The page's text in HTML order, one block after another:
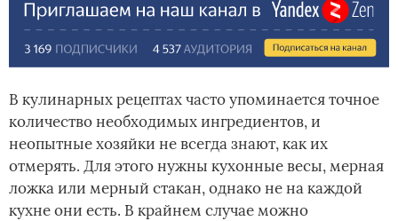
В кулинарных рецептах часто упоминается точное
количество необходимых ингредиентов, и
неопытные хозяйки не всегда знают, как их
отмерять. Для этого нужны кухонные весы, мерная
ложка или мерный стакан, однако не на каждой
кухне они есть. В крайнем случае можно